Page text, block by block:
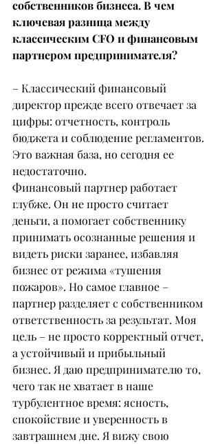
собственников бизнеса. В чем
ключевая разница между
классическим CFO и финансовым
партнером предпринимателя?
– Классический финансовый
директор прежде всего отвечает за
цифры: отчетность, контроль
бюджета и соблюдение регламентов.
Это важная база, но сегодня ее
недостаточно.
Финансовый партнер работает
глубже. Он не просто считает
деньги, а помогает собственнику
принимать осознанные решения и
видеть риски заранее, избавляя
бизнес от режима «тушения
пожаров». Но самое главное –
партнер разделяет с собственником
ответственность за результат. Моя
цель – не просто корректный отчет,
а устойчивый и прибыльный
бизнес. Я даю предпринимателю то,
чего так не хватает в наше
турбулентное время: ясность,
спокойствие и уверенность в
завтрашнем дне. Я вижу свою